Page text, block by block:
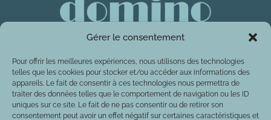
Gérer le consentement
Pour offrir les meilleures expériences, nous utilisons des technologies
telles que les cookies pour stocker et/ou accéder aux informations des
appareils. Le fait de consentir à ces technologies nous permettra de
traiter des données telles que le comportement de navigation ou les ID
uniques sur ce site. Le fait de ne pas consentir ou de retirer son
consentement peut avoir un effet négatif sur certaines caractéristiques et
Site internet & application web
Réseaux sociaux
Relations presse